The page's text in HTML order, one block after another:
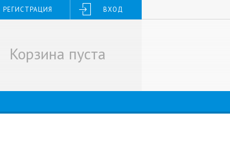
РЕГИСТРАЦИЯ ВХОД
Корзина пуста